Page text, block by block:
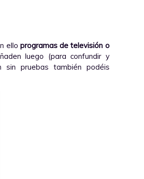
ello programas de televisión o
luego (para confundir y
sin pruebas también podéis